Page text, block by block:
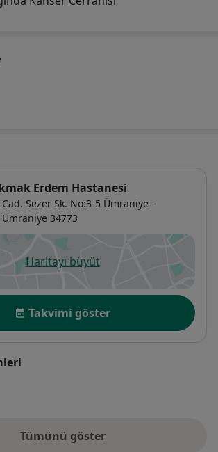
Erdem Hastanesi
Sezer Sk. No:3-5 Ümraniye -
Ümraniye 34773
Haritayı büyütyeni bir sekmede açılır
Takvimi göster
Tümünü göster
adres hakkında